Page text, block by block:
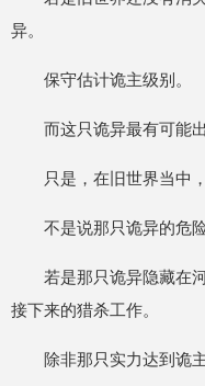
异。
保守估计诡主级别。
而这只诡异最有可能
只是，在旧世界当中
不是说那只诡异的危
若是那只诡异隐藏在
接下来的猎杀工作。
除非那只实力达到诡